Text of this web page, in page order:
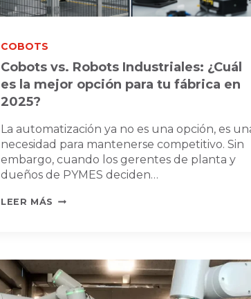
COBOTS
Cobots vs. Robots Industriales: ¿Cuál
es la mejor opción para tu fábrica en
2025?
La automatización ya no es una opción, es
necesidad para mantenerse competitivo. Sin
embargo, cuando los gerentes de planta y
dueños de PYMES deciden…
LEER MÁS COBOTS
¿CUÁL
ES
LA